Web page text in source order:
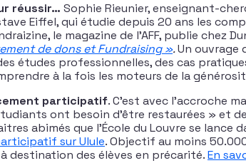
réussir… Sophie Rieunier, enseignant-
Eiffel, qui étudie depuis 20 ans les
le magazine de l’AFF, publie chez
de dons et Fundraising ».Un ouvrage
études professionnelles, des cas
à la fois les moteurs de la
participatif. C’est avec l’accroche
ont besoin d’être restaurées » et
abimés que l’École du Louvre se lance
sur Ulule. Objectif au moins
destination des élèves en précarité.En